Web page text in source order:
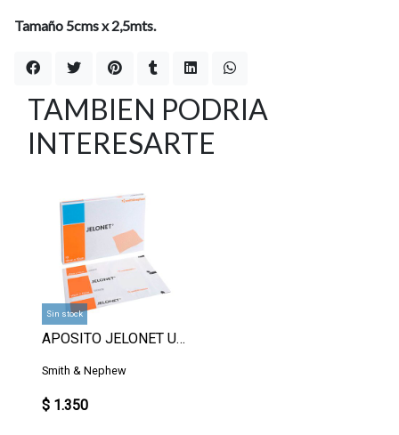
Tamaño 5cms x 2,5mts.
TAMBIEN PODRIA
INTERESARTE
Sin stock
APOSITO JELONET UN.
Smith & Nephew
$ 1.350